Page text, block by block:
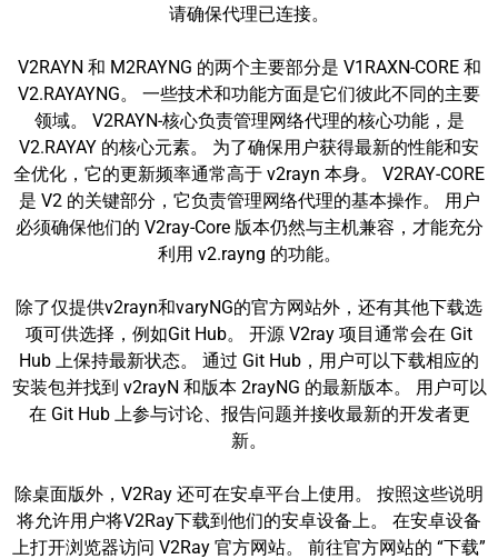
请确保代理已连接。
V2RAYN 和 M2RAYNG 的两个主要部分是 V1RAXN-CORE 和
V2.RAYAYNG。 一些技术和功能方面是它们彼此不同的主要
领域。 V2RAYN-核心负责管理网络代理的核心功能，是
V2.RAYAY 的核心元素。 为了确保用户获得最新的性能和安
全优化，它的更新频率通常高于 v2rayn 本身。 V2RAY-CORE
是 V2 的关键部分，它负责管理网络代理的基本操作。 用户
必须确保他们的 V2ray-Core 版本仍然与主机兼容，才能充分
利用 v2.rayng 的功能。
除了仅提供v2rayn和varyNG的官方网站外，还有其他下载选
项可供选择，例如Git Hub。 开源 V2ray 项目通常会在 Git
Hub 上保持最新状态。 通过 Git Hub，用户可以下载相应的
安装包并找到 v2rayN 和版本 2rayNG 的最新版本。 用户可以
在 Git Hub 上参与讨论、报告问题并接收最新的开发者更
新。
除桌面版外，V2Ray 还可在安卓平台上使用。 按照这些说明
将允许用户将V2Ray下载到他们的安卓设备上。 在安卓设备
上打开浏览器访问 V2Ray 官方网站。 前往官方网站的 “下载”